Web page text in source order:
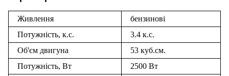
Живлення
бензинові
Потужність, к.с.
3.4 к.с.
Об'єм двигуна
53 куб.см.
Потужність, Вт
2500 Вт